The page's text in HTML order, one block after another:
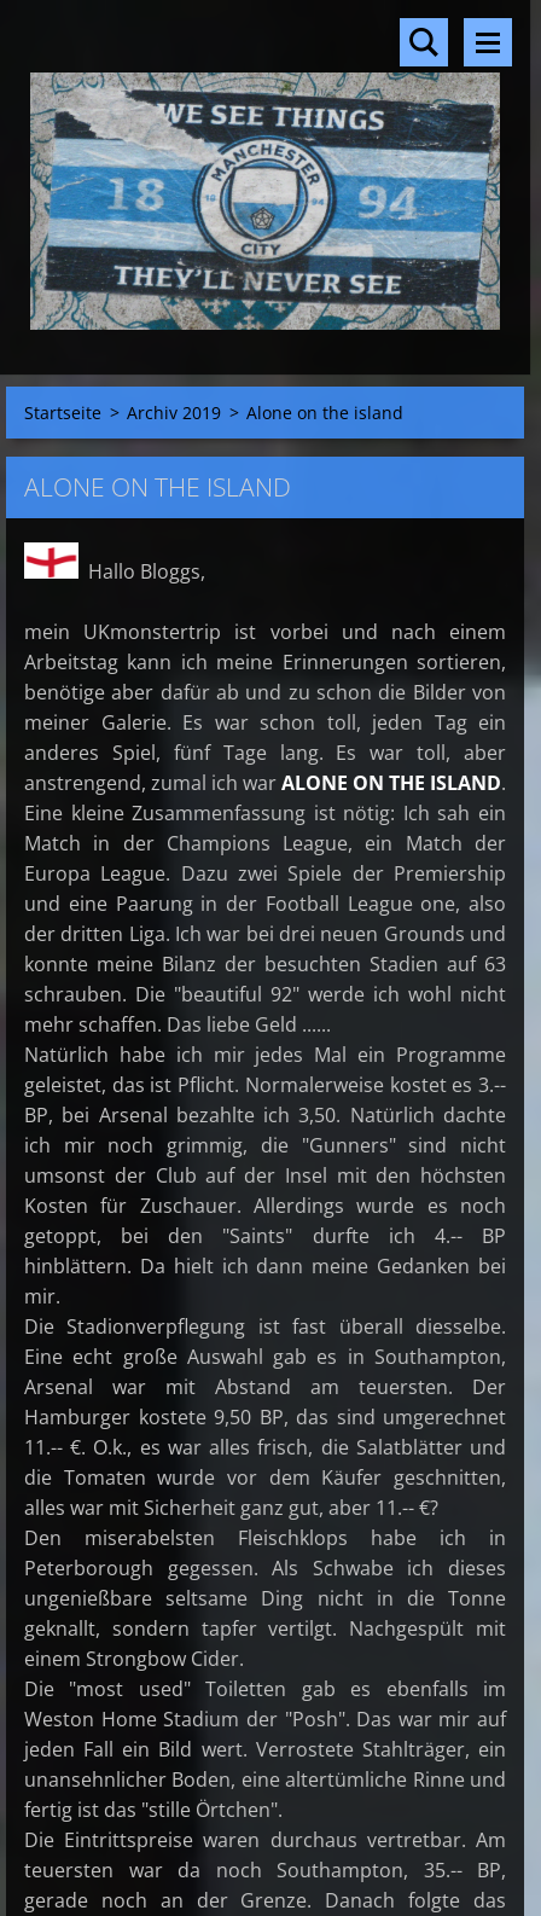
Startseite > Archiv 2019 > Alone on the island
ALONE ON THE ISLAND
Hallo Bloggs,
mein UKmonstertrip ist vorbei und nach einem
Arbeitstag kann ich meine Erinnerungen sortieren,
benötige aber dafür ab und zu schon die Bilder von
meiner Galerie. Es war schon toll, jeden Tag ein
anderes Spiel, fünf Tage lang. Es war toll, aber
anstrengend, zumal ich warALONE ON THE ISLAND.
Eine kleine Zusammenfassung ist nötig: Ich sah ein
Match in der Champions League, ein Match der
Europa League. Dazu zwei Spiele der Premiership
und eine Paarung in der Football League one, also
der dritten Liga. Ich war bei drei neuen Grounds und
konnte meine Bilanz der besuchten Stadien auf 63
schrauben. Die "beautiful 92" werde ich wohl nicht
mehr schaffen. Das liebe Geld ......
Natürlich habe ich mir jedes Mal ein Programme
geleistet, das ist Pflicht. Normalerweise kostet es 3.--
BP, bei Arsenal bezahlte ich 3,50. Natürlich dachte
ich mir noch grimmig, die "Gunners" sind nicht
umsonst der Club auf der Insel mit den höchsten
Kosten für Zuschauer. Allerdings wurde es noch
getoppt, bei den "Saints" durfte ich 4.-- BP
hinblättern. Da hielt ich dann meine Gedanken bei
mir.
Die Stadionverpflegung ist fast überall diesselbe.
Eine echt große Auswahl gab es in Southampton,
Arsenal war mit Abstand am teuersten. Der
Hamburger kostete 9,50 BP, das sind umgerechnet
11.-- €. O.k., es war alles frisch, die Salatblätter und
die Tomaten wurde vor dem Käufer geschnitten,
alles war mit Sicherheit ganz gut, aber 11.-- €?
Den miserabelsten Fleischklops habe ich in
Peterborough gegessen. Als Schwabe ich dieses
ungenießbare seltsame Ding nicht in die Tonne
geknallt, sondern tapfer vertilgt. Nachgespült mit
einem Strongbow Cider.
Die "most used" Toiletten gab es ebenfalls im
Weston Home Stadium der "Posh". Das war mir auf
jeden Fall ein Bild wert. Verrostete Stahlträger, ein
unansehnlicher Boden, eine altertümliche Rinne und
fertig ist das "stille Örtchen".
Die Eintrittspreise waren durchaus vertretbar. Am
teuersten war da noch Southampton, 35.-- BP,
gerade noch an der Grenze. Danach folgte das